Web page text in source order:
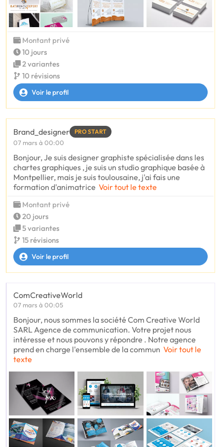
Montant privé
10 jours
2 variantes
10 révisions
Voir le profil
Brand_designer PRO START
07 mars à 00:00
Bonjour, Je suis designer graphiste spécialisée dans les
chartes graphiques , je suis un studio graphique basée à
Montpellier, mais je suis toulousaine, j'ai fais une
formation d'animatrice Voir tout le texte
Montant privé
20 jours
5 variantes
15 révisions
Voir le profil
ComCreativeWorld
07 mars à 00:05
Bonjour, nous sommes la société Com Creative World
SARL Agence de communication. Votre projet nous
intéresse et nous pouvons y répondre . Notre agence
prend en charge l'ensemble de la commun Voir tout le
texte